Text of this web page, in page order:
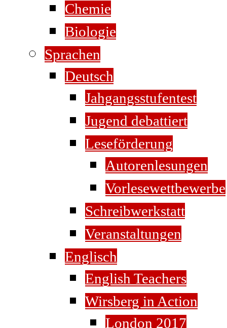
Chemie
Biologie
Sprachen
Deutsch
Jahgangsstufentest
Jugend debattiert
Leseförderung
Autorenlesungen
Vorlesewettbewerbe
Schreibwerkstatt
Veranstaltungen
Englisch
English Teachers
Wirsberg in Action
London 2017